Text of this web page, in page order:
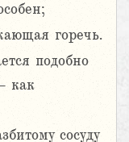
горечь.
подобно
как
сосуду